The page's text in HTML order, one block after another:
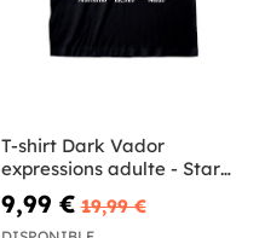
T-shirt Dark Vador
expressions adulte - Star
Wars
9,99 € 19,99 €